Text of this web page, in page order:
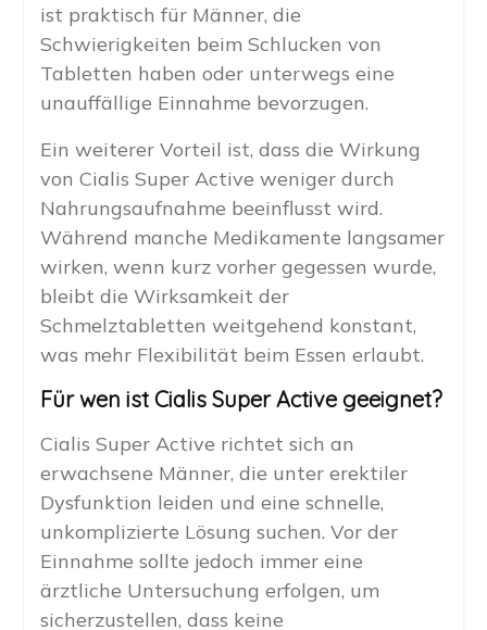
ist praktisch für Männer, die
Schwierigkeiten beim Schlucken von
Tabletten haben oder unterwegs eine
unauffällige Einnahme bevorzugen.
Ein weiterer Vorteil ist, dass die Wirkung
von Cialis Super Active weniger durch
Nahrungsaufnahme beeinflusst wird.
Während manche Medikamente langsamer
wirken, wenn kurz vorher gegessen wurde,
bleibt die Wirksamkeit der
Schmelztabletten weitgehend konstant,
was mehr Flexibilität beim Essen erlaubt.
Für wen ist Cialis Super Active geeignet?
Cialis Super Active richtet sich an
erwachsene Männer, die unter erektiler
Dysfunktion leiden und eine schnelle,
unkomplizierte Lösung suchen. Vor der
Einnahme sollte jedoch immer eine
ärztliche Untersuchung erfolgen, um
sicherzustellen, dass keine